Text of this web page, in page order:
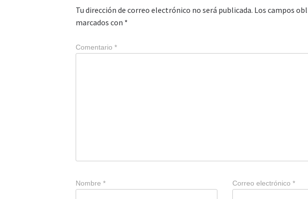
Tu dirección de correo electrónico no será publicada. Los campos
marcados con *
Comentario *
Nombre * Correo electrónico *